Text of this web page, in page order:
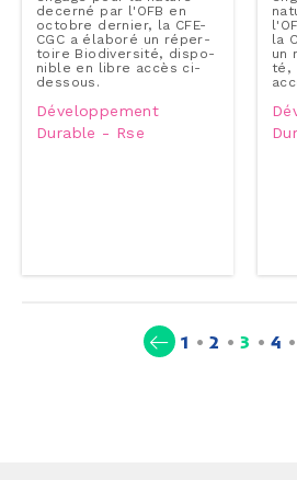
decerné par l'OFB en
octobre dernier, la CFE-
CGC a élaboré un ré­per­
toire Bio­di­ver­si­té, dis­po­
nible en libre accès ci-​
dessous.
Développement
Durable - Rse
la
un
té,
1 2 3 4